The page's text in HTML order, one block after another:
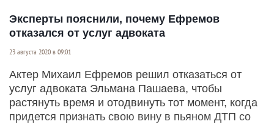
Эксперты пояснили, почему Ефремов
отказался от услуг адвоката
23 августа 2020 в 09:01
Актер Михаил Ефремов решил отказаться от
услуг адвоката Эльмана Пашаева, чтобы
растянуть время и отодвинуть тот момент, когда
придется признать свою вину в пьяном ДТП со